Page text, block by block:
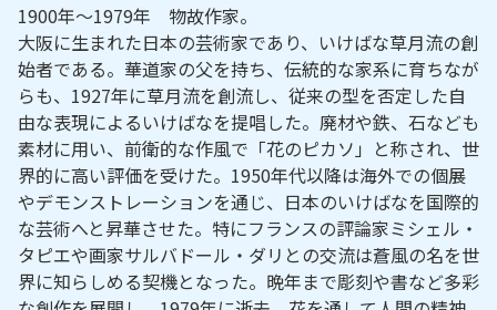
1900年～1979年 物故作家。
大阪に生まれた日本の芸術家であり、いけばな草月流の創
始者である。華道家の父を持ち、伝統的な家系に育ちなが
らも、1927年に草月流を創流し、従来の型を否定した自
由な表現によるいけばなを提唱した。廃材や鉄、石なども
素材に用い、前衛的な作風で「花のピカソ」と称され、世
界的に高い評価を受けた。1950年代以降は海外での個展
やデモンストレーションを通じ、日本のいけばなを国際的
な芸術へと昇華させた。特にフランスの評論家ミシェル・
タピエや画家サルバドール・ダリとの交流は蒼風の名を世
界に知らしめる契機となった。晩年まで彫刻や書など多彩